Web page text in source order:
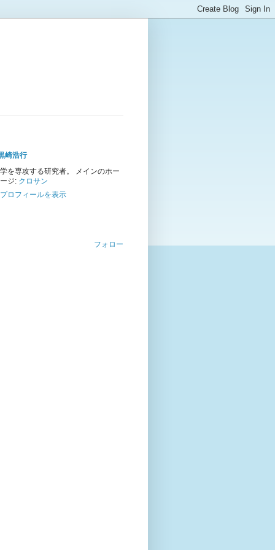
崎浩行
を専攻する研究者。 メインのホー
ジ: クロサン
ロフィールを表示
フォロー